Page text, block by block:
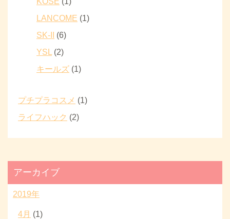
LANCOME (1)
SK-II
(6)
YSL (2)
キールズ (1)
プチプラコスメ (1)
ライフハック (2)
アーカイブ
2019年
4月 (1)